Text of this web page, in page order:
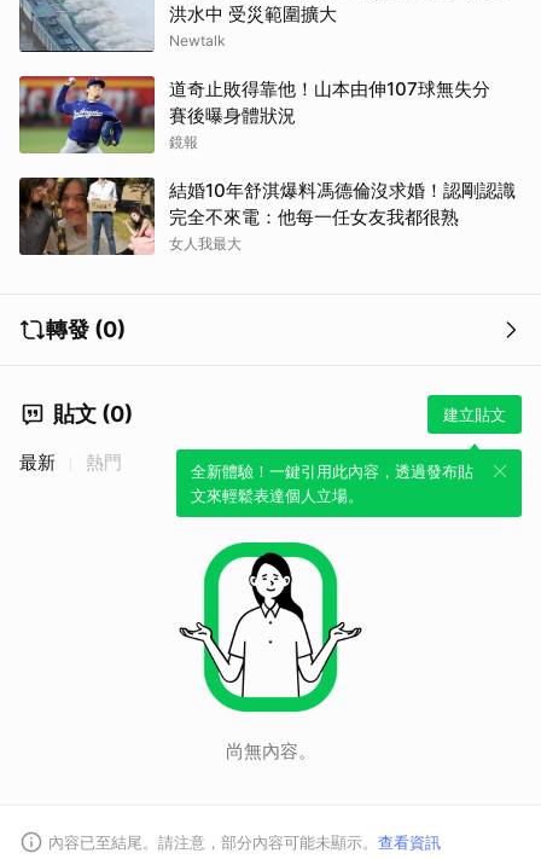
洪水中 受災範圍擴大
Newtalk
道奇止敗得靠他！山本由伸107球無失分
賽後曝身體狀況
鏡報
結婚10年舒淇爆料馮德倫沒求婚！認剛認識
完全不來電：他每一任女友我都很熟
女人我最大
轉發 (0)
貼文 (0) 建立貼文
全新體驗！一鍵引用此內容，透過發布貼
文來輕鬆表達個人立場。
最新 熱門
尚無內容。
內容已至結尾。請注意，部分內容可能未顯示。 查看資訊